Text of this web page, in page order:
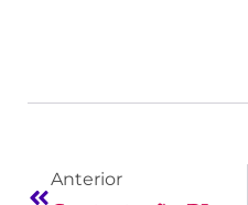
Anterior